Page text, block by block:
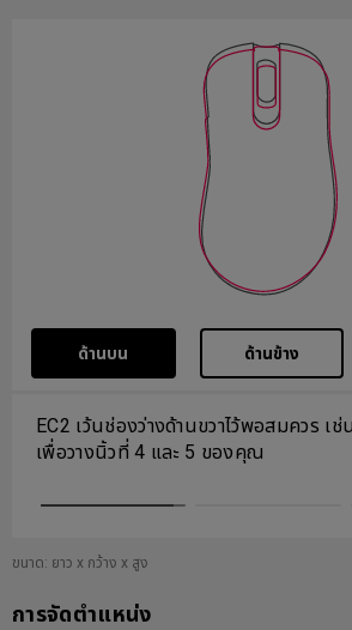
ด้านบน ด้านข้าง
ปุ่มด้านข้างมีตำแหน่งกดคล้ายกับ EC3-C
ขนาด: ยาว x กว้าง x สูง
การจัดตำแหน่ง